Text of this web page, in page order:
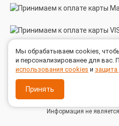
МЫ В СОЦСЕТЯХ
Информация не
Мы обрабатываем cookies,
и персонализированее для вас.
использования cookies и
Принять